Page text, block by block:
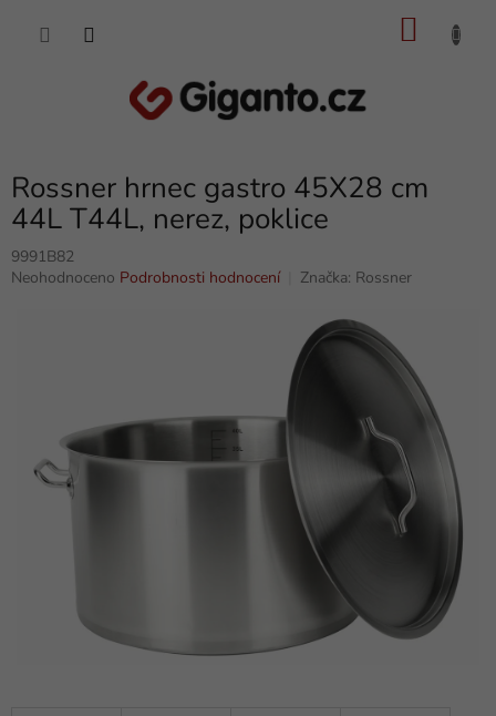
Rossner hrnec gastro 45X28 cm
44L T44L, nerez, poklice
9991B82
Průměrné
Neohodnoceno Podrobnosti hodnocení Značka: Rossner